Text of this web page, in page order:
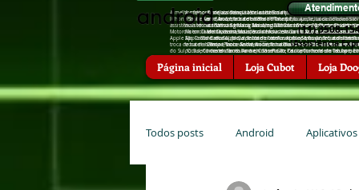
A melhor franquia de assistência técnica de Smartphones do Brasil, Troca de tela
IPhone Santo André, troca de bateria IPhone Tatuapé, troca de bateria IPhone
assistência †écnica Sansumg Mauá, assistência †écnica Sansumg Diadema,
Motorola em Diadema, assistência †écnica Asus em Santo André, assistência
Apple São Caetano do Sul, troca de bateria zenfone tatuapé, troca de bateria
troca de bateria iPhone Santo André, troca de bateria iPhone São Caetano do
do Sul, Conserto de celular na hora em São Paulo, Conserto de celular na hora
celular na hora em Mauá, arrumar celular na hora em Diadema.
A melhor franquia de assistência técnica de Smartphones do
em Mauá, troca de bateria IPhone Santo André, troca de bateria
assistência †écnica Sansumg São Bernardo do Campo,
Motorola em Mauá, assistência †écnica Motorola em Diadema,
†écnica Apple, assistência †écnica Apple Santo André,
Campo, troca de bateria zenfone Diadema, troca de bateria
hora em Santo André, Conserto de celular na hora em Tatuapé,
Diadema, arrumar celular na hora em Santo André, arrumar
A melhor franquia de assistência técnica de Smartphones do Brasil, Troca
IPhone Santo André, troca de bateria IPhone Tatuapé, troca de bateria
assistência †écnica Sansumg Mauá, assistência †écnica Sansumg
Motorola em Diadema, assistência †écnica Asus em Santo André,
Apple São Caetano do Sul, troca de bateria zenfone tatuapé, troca de
troca de bateria iPhone Santo André, troca de bateria iPhone São
do Sul, Conserto de celular na hora em São Paulo, Conserto de celular na
celular na hora em Mauá, arrumar celular na hora em Diadema.
(11) 3508-
(Assis†ência
Página inicial Loja Cubot Loja
Todos posts Android Aplicativos